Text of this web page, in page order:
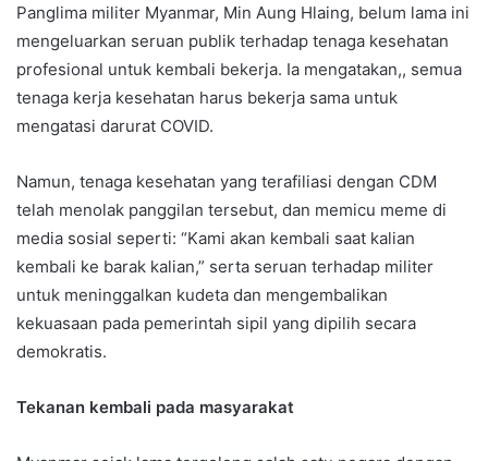
Panglima militer Myanmar, Min Aung Hlaing, belum lama ini
mengeluarkan seruan publik terhadap tenaga kesehatan
profesional untuk kembali bekerja. Ia mengatakan,, semua
tenaga kerja kesehatan harus bekerja sama untuk
mengatasi darurat COVID.
Namun, tenaga kesehatan yang terafiliasi dengan CDM
telah menolak panggilan tersebut, dan memicu meme di
media sosial seperti: “Kami akan kembali saat kalian
kembali ke barak kalian,” serta seruan terhadap militer
untuk meninggalkan kudeta dan mengembalikan
kekuasaan pada pemerintah sipil yang dipilih secara
demokratis.
Tekanan kembali pada masyarakat